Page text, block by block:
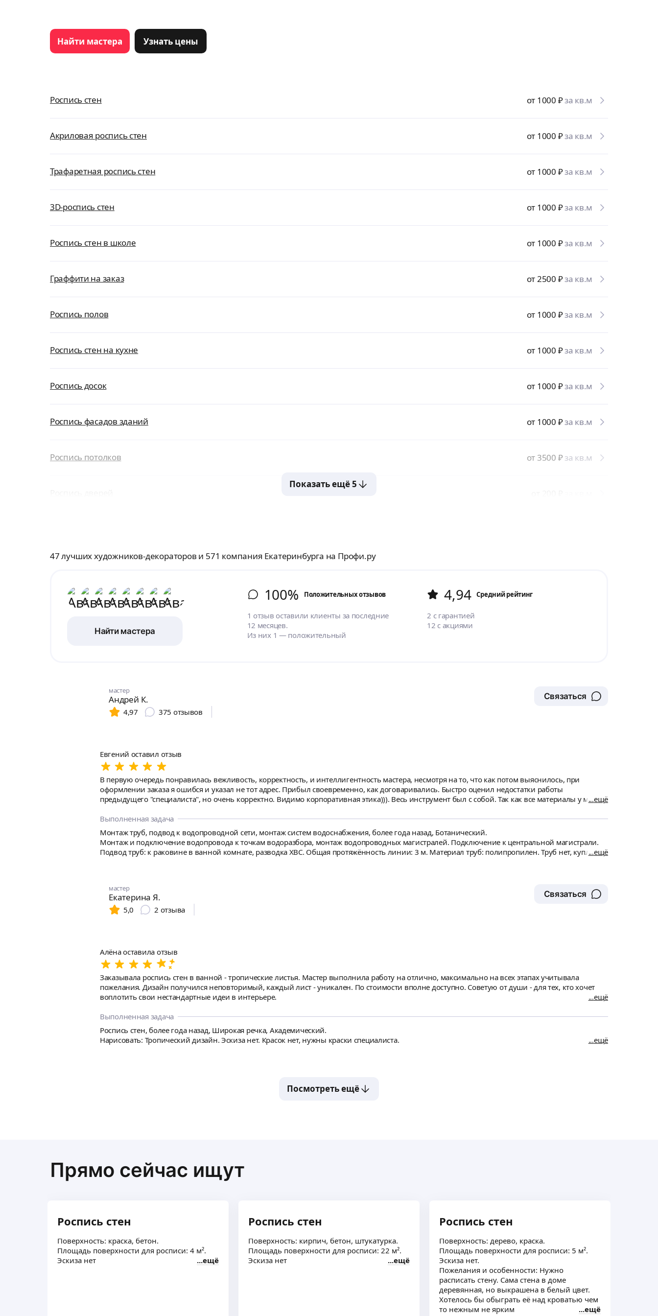
Найти мастера Узнать цены
Роспись стен от 1000 ₽за кв.м
Акриловая роспись стен от 1000 ₽за кв.м
Трафаретная роспись стен от 1000 ₽за кв.м
3D-роспись стен от 1000 ₽за кв.м
Роспись стен в школе от 1000 ₽за кв.м
Граффити на заказ от 2500 ₽за кв.м
Роспись полов от 1000 ₽за кв.м
Роспись стен на кухне от 1000 ₽за кв.м
Роспись досок от 1000 ₽за кв.м
Роспись фасадов зданий от 1000 ₽за кв.м
Роспись потолков от 3500 ₽ за кв.м
Показать ещё 5
47 лучших художников-декораторов и 571 компания Екатеринбурга на Профи.ру
Найти мастера
100% Положительных отзывов
1 отзыв оставили клиенты за последние
12 месяцев.
Из них 1 — положительный
4,94 Cредний рейтинг
2 с гарантией
12 с акциями
мастер
Андрей К.
Связаться
4,97
375 отзывов
Евгений оставил отзыв
В первую очередь понравилась вежливость, корректность, и интеллигентность мастера, несмотря на то, что как потом выяснилось, при
оформлении заказа я ошибся и указал не тот адрес. Прибыл своевременно, как договаривались. Быстро оценил недостатки работы
предыдущего "специалиста", но очень корректно. Видимо корпоративная этика))). Весь инструмент был с собой. Так как все материалы у меня
заменил подводку ХВС к стиральной машине, сделал врезку для подвода ХВС и ГВС к умывальнику и ещё по мелочи. Всё очень быстро и
аккуратно. Проверил качество работы на герметичность. Работа понравилась.
ещё
Выполненная задача
Монтаж труб, подвод к водопроводной сети, монтаж систем водоснабжения, более года назад, Ботанический.
Монтаж и подключение водопровода к точкам водоразбора, монтаж водопроводных магистралей. Подключение к центральной магистрали.
Подвод труб: к раковине в ванной комнате, разводка ХВС. Общая протяжённость линии: 3 м. Материал труб: полипропилен. Труб нет, куплюещё
мастер
Екатерина Я.
Связаться
5,0
2 отзыва
Алёна оставила отзыв
Заказывала роспись стен в ванной - тропические листья. Мастер выполнила работу на отлично, максимально на всех этапах учитывала
пожелания. Дизайн получился неповторимый, каждый лист - уникален. По стоимости вполне доступно. Советую от души - для тех, кто хочет
воплотить свои нестандартные идеи в интерьере.
ещё
Выполненная задача
Роспись стен, более года назад, Широкая речка, Академический.
Нарисовать: Тропический дизайн. Эскиза нет. Красок нет, нужны краски специалиста.
ещё
Посмотреть ещё
Прямо сейчас ищут
Роспись стен
Поверхность: краска, бетон.
Площадь поверхности для росписи: 4 м².
Эскиза нет
ещё
Роспись стен
Поверхность: кирпич, бетон, штукатурка.
Площадь поверхности для росписи: 22 м².
Эскиза нет
ещё
Роспись стен
Поверхность: дерево, краска.
Площадь поверхности для росписи: 5 м².
Эскиза нет.
Пожелания и особенности: Нужно
расписать стену. Сама стена в доме
деревянная, но выкрашена в белый цвет.
Хотелось бы обыграть её над кроватью чем
то нежным не ярким
ещё